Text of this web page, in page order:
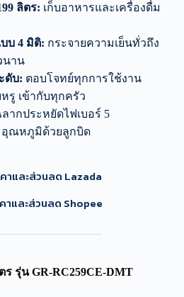
ลิตร: เก็บอาหารและเครื่องดื่ม
บ 4 มิติ: กระจายความเย็นทั่วถึง
นาน
ดับ: ตอบโจทย์ทุกการใช้งาน
หรู เข้ากับทุกครัว
ากประหยัดไฟเบอร์ 5
ณหภูมิด้วยลูกบิด
าและส่วนลด Lazada
าและส่วนลด Shopee
รุ่น GR-RC259CE-DMT